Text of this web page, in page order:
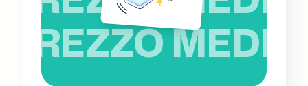
PREZZO MEDIO